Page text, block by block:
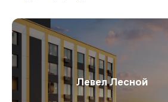
Левел Лесной